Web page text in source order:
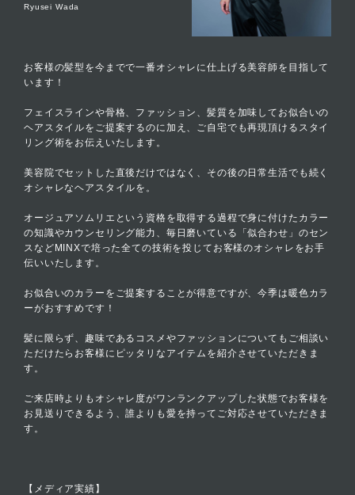
Ryusei Wada
お客様の髪型を今までで一番オシャレに仕上げる美容師を目指して
います！
フェイスラインや骨格、ファッション、髪質を加味してお似合いの
ヘアスタイルをご提案するのに加え、ご自宅でも再現頂けるスタイ
リング術をお伝えいたします。
美容院でセットした直後だけではなく、その後の日常生活でも続く
オシャレなヘアスタイルを。
オージュアソムリエという資格を取得する過程で身に付けたカラー
の知識やカウンセリング能力、毎日磨いている「似合わせ」のセン
スなどMINXで培った全ての技術を投じてお客様のオシャレをお手
伝いいたします。
お似合いのカラーをご提案することが得意ですが、今季は暖色カラ
ーがおすすめです！
髪に限らず、趣味であるコスメやファッションについてもご相談い
ただけたらお客様にピッタリなアイテムを紹介させていただきま
す。
ご来店時よりもオシャレ度がワンランクアップした状態でお客様を
お見送りできるよう、誰よりも愛を持ってご対応させていただきま
す。
【メディア実績】